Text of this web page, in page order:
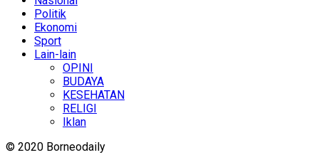
Politik
Ekonomi
Sport
Lain-lain
OPINI
BUDAYA
KESEHATAN
RELIGI
Iklan
© 2020 Borneodaily